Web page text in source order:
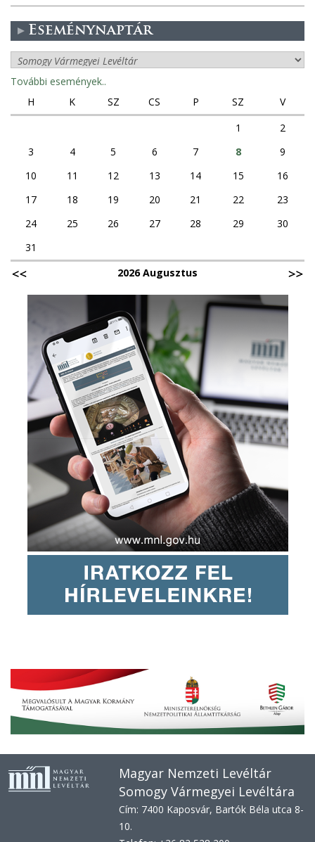
Eseménynaptár
További események..
H
K SZ CS P SZ
V
1
2
3
4 5 6 7 8
9
10
11 12 13 14 15
16
17
18 19 20 21 22
23
24
25 26 27 28 29
30
31
2026 Augusztus
Magyar Nemzeti Levéltár
Somogy Vármegyei Levéltára
Cím: 7400 Kaposvár, Bartók Béla utca 8-
10.